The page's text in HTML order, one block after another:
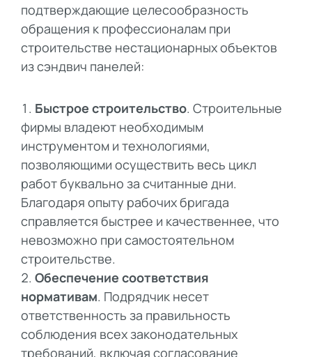
подтверждающие целесообразность
обращения к профессионалам при
строительстве нестационарных объектов
из сэндвич панелей:
Быстрое строительство. Строительные
фирмы владеют необходимым
инструментом и технологиями,
позволяющими осуществить весь цикл
работ буквально за считанные дни.
Благодаря опыту рабочих бригада
справляется быстрее и качественнее, что
невозможно при самостоятельном
строительстве.
Обеспечение соответствия
нормативам. Подрядчик несет
ответственность за правильность
соблюдения всех законодательных
требований, включая согласование